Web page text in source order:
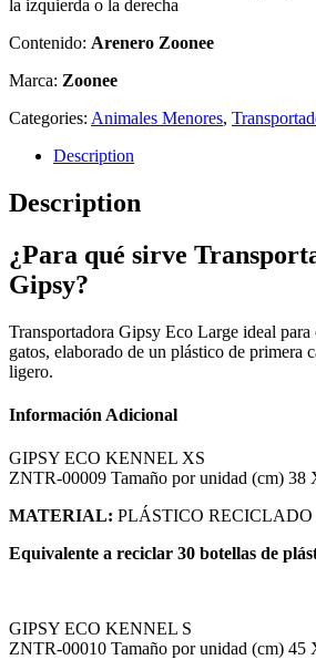
la izquierda o la derecha
Contenido: Arenero Zoonee
Marca: Zoonee
Categories: Animales Menores,
Description
Description
¿Para qué sirve
Gipsy?
Transportadora Gipsy Eco Large ideal para
gatos, elaborado de un plástico de primera
ligero.
Información Adicional
GIPSY ECO KENNEL XS
ZNTR-00009 Tamaño por unidad (cm) 38
MATERIAL: PLÁSTICO RECICLADO
Equivalente a reciclar 30 botellas de
GIPSY ECO KENNEL S
ZNTR-00010 Tamaño por unidad (cm) 45